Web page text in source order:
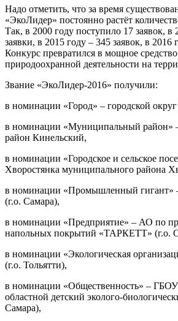
Надо отметить, что за время
«ЭкоЛидер» постоянно растёт
Так, в 2000 году поступило 17 заявок, в
заявки, в 2015 году – 345 заявок, в 2016
Конкурс превратился в мощное
природоохранной деятельности на
Звание «ЭкоЛидер-2016» получили:
в номинации «Город» – городской
в номинации «Муниципальный район»
район Кинельский,
в номинации «Городское и сельское
Хворостянка муниципального района
в номинации «Промышленный
(г.о. Самара),
в номинации «Предприятие» – АО по
напольных покрытий «ТАРКЕТТ» (г.о.
в номинации «Экологическая
(г.о. Тольятти),
в номинации «Общественность» –
областной детский эколого-
Самара),